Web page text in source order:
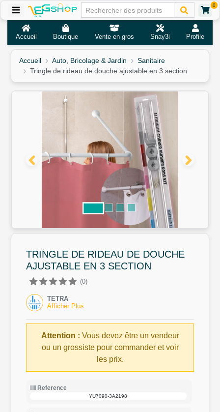
0
Accueil Boutique Vente en gros Snay3i Profile
Accueil Auto, Bricolage & Jardin
Sanitaire
Tringle de rideau de douche ajustable en 3 section
TRINGLE DE RIDEAU DE DOUCHE
AJUSTABLE EN 3 SECTION
(0)
TETRA
Afficher Plus
Attention : Vous devez être un vendeur
ou un grossiste pour commander et voir
les prix.
Reference
YU7090-3A2198